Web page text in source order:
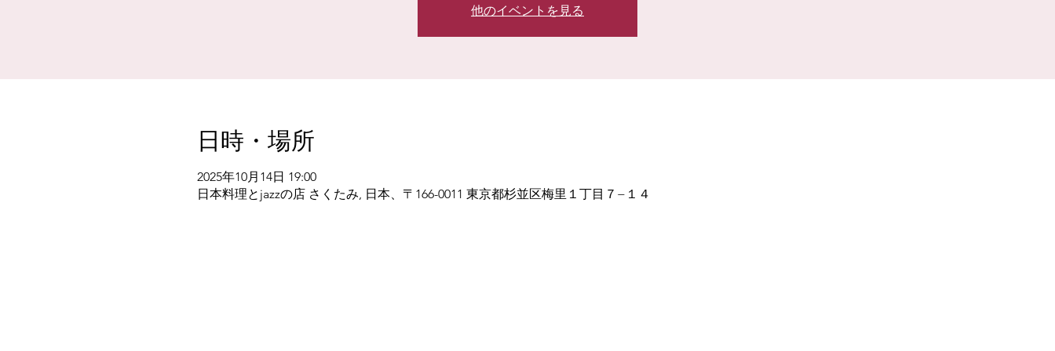
他のイベントを見る
日時・場所
2025年10月14日 19:00
日本料理とjazzの店 さくたみ, 日本、〒166-0011 東京都杉並区梅里１丁目７−１４